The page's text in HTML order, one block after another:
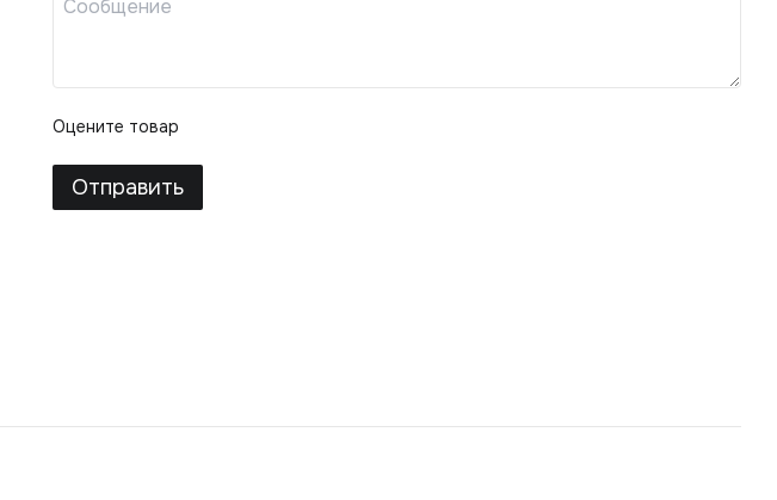
Оцените товар
Отправить